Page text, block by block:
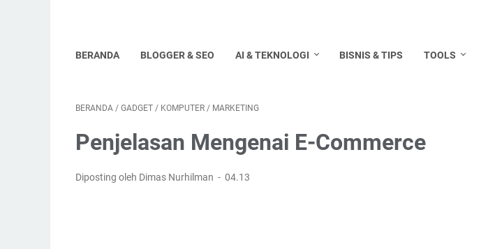
BERANDA BLOGGER & SEO AI & TEKNOLOGI BISNIS & TIPS TOOLS
BERANDA / GADGET / KOMPUTER / MARKETING
Penjelasan Mengenai E-Commerce
Diposting oleh Dimas Nurhilman 04.13